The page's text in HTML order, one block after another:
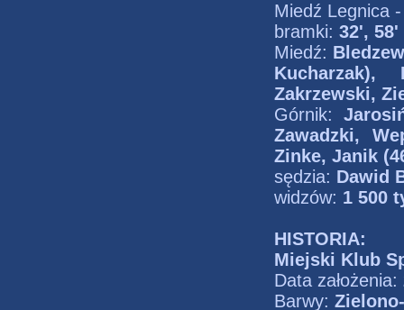
Miedź Legnica
bramki: 32',
Miedź:
Kucharzak),
Zakrzewski,
Górnik:
Zawadzki,
Zinke, Janik
sędzia: Dawid
widzów: 1 500
HISTORIA:
Miejski Klub
Data założenia:
Barwy: